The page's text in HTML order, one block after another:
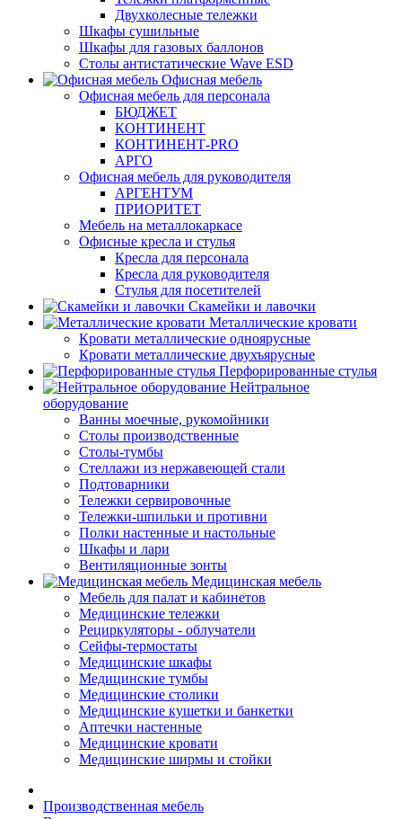
Двухколесные тележки
Шкафы сушильные
Шкафы для газовых баллонов
Столы антистатические Wave ESD
Офисная мебель
Офисная мебель для персонала
БЮДЖЕТ
КОНТИНЕНТ
КОНТИНЕНТ-PRO
АРГО
Офисная мебель для руководителя
АРГЕНТУМ
ПРИОРИТЕТ
Мебель на металлокаркасе
Офисные кресла и стулья
Кресла для персонала
Кресла для руководителя
Стулья для посетителей
Скамейки и лавочки
Металлические кровати
Кровати металлические одноярусные
Кровати металлические двухъярусные
Перфорированные стулья
Нейтральное
оборудование
Ванны моечные, рукомойники
Столы производственные
Столы-тумбы
Стеллажи из нержавеющей стали
Подтоварники
Тележки сервировочные
Тележки-шпильки и противни
Полки настенные и настольные
Шкафы и лари
Вентиляционные зонты
Медицинская мебель
Мебель для палат и кабинетов
Медицинские тележки
Рециркуляторы - облучатели
Сейфы-термостаты
Медицинские шкафы
Медицинские тумбы
Медицинские столики
Медицинские кушетки и банкетки
Аптечки настенные
Медицинские кровати
Медицинские ширмы и стойки
Производственная мебель